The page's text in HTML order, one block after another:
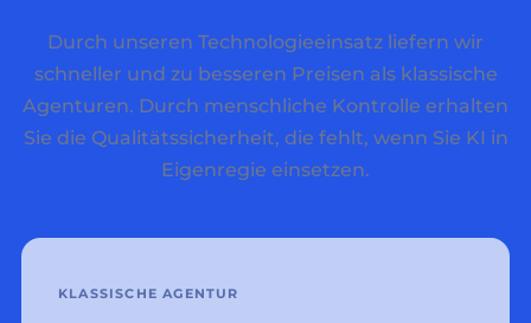
Durch unseren Technologieeinsatz liefern wir
schneller und zu besseren Preisen als klassische
Agenturen. Durch menschliche Kontrolle erhalten
Sie die Qualitätssicherheit, die fehlt, wenn Sie KI in
Eigenregie einsetzen.
KLASSISCHE AGENTUR